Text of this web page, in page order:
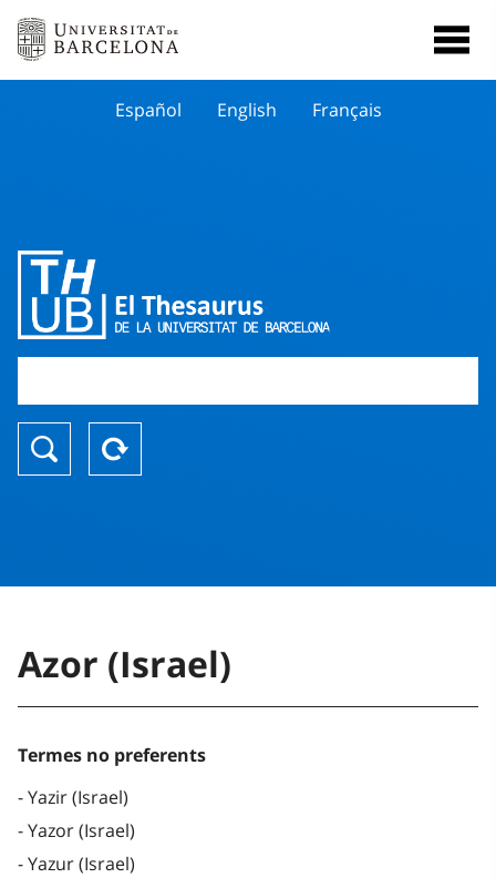
Español English Français
Azor (Israel)
Termes no preferents
Yazir (Israel)
Yazor (Israel)
Yazur (Israel)